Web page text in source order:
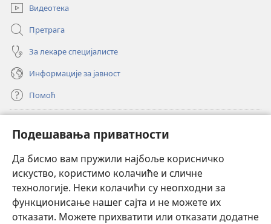
Подешавања приватности
Да бисмо вам пружили најбоље корисничко
искуство, користимо колачиће и сличне
технологије. Неки колачићи су неопходни за
функционисање нашег сајта и не можете их
отказати. Можете прихватити или отказати додатне
Видеотека
Претрага
За лекаре специјалисте
Информације за јавност
Помоћ
(отвара
нови
прозор)ОНЛАЈН БИБЛИОТЕКА Watchtower
(отвара
нови
прозор)JW Hub®
(отвара
нови
прозор)JW Library